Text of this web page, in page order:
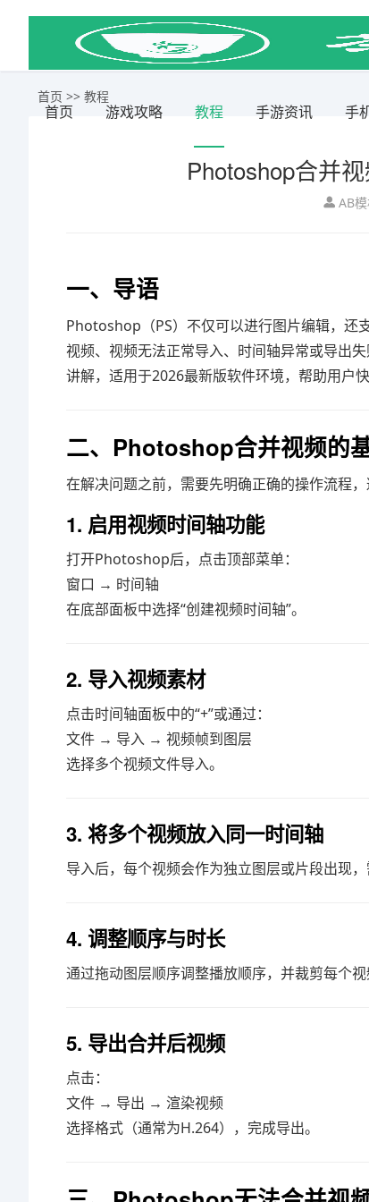
首页 游戏攻略 教程 手游资讯 手
首页 >> 教程
Photoshop合并
AB
一、导语
Photoshop（PS）不仅可以进行图片编辑，还
视频、视频无法正常导入、时间轴异常或导出
讲解，适用于2026最新版软件环境，帮助用户
二、Photoshop合并视频的
在解决问题之前，需要先明确正确的操作流程，
1. 启用视频时间轴功能
打开Photoshop后，点击顶部菜单：
窗口 → 时间轴
在底部面板中选择“创建视频时间轴”。
2. 导入视频素材
点击时间轴面板中的“+”或通过：
文件 → 导入 → 视频帧到图层
选择多个视频文件导入。
3. 将多个视频放入同一时间轴
导入后，每个视频会作为独立图层或片段出现
4. 调整顺序与时长
通过拖动图层顺序调整播放顺序，并裁剪每个视
5. 导出合并后视频
点击：
文件 → 导出 → 渲染视频
选择格式（通常为H.264），完成导出。